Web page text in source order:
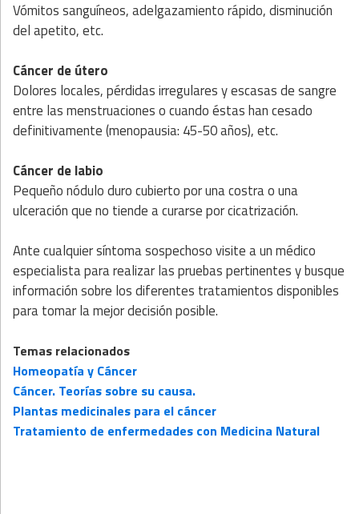
Vómitos sanguíneos, adelgazamiento rápido, disminución
del apetito, etc.
Cáncer de útero
Dolores locales, pérdidas irregulares y escasas de sangre
entre las menstruaciones o cuando éstas han cesado
definitivamente (menopausia: 45-50 años), etc.
Cáncer de labio
Pequeño nódulo duro cubierto por una costra o una
ulceración que no tiende a curarse por cicatrización.
Ante cualquier síntoma sospechoso visite a un médico
especialista para realizar las pruebas pertinentes y busque
información sobre los diferentes tratamientos disponibles
para tomar la mejor decisión posible.
Temas relacionados
Homeopatía y Cáncer
Cáncer. Teorías sobre su causa.
Plantas medicinales para el cáncer
Tratamiento de enfermedades con Medicina Natural